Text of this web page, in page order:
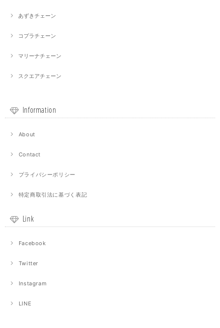
あずきチェーン
コプラチェーン
マリーナチェーン
スクエアチェーン
Information
About
Contact
プライバシーポリシー
特定商取引法に基づく表記
Link
Facebook
Twitter
Instagram
LINE